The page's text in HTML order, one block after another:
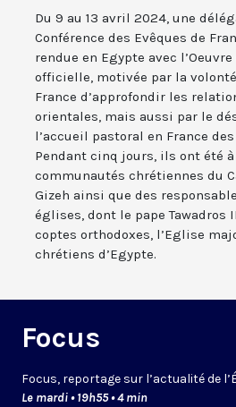
Du 9 au 13 avril 2024, une
Conférence des Evêques de
rendue en Egypte avec
officielle, motivée par la
France d’approfondir les
orientales, mais aussi par le
l’accueil pastoral en France
Pendant cinq jours, ils ont été
communautés chrétiennes du
Gizeh ainsi que des
églises, dont le pape Tawadros
coptes orthodoxes, l’Eglise
chrétiens d’Egypte.
Focus
Focus, reportage sur l’actualité de
Le mardi • 19h55 • 4 min